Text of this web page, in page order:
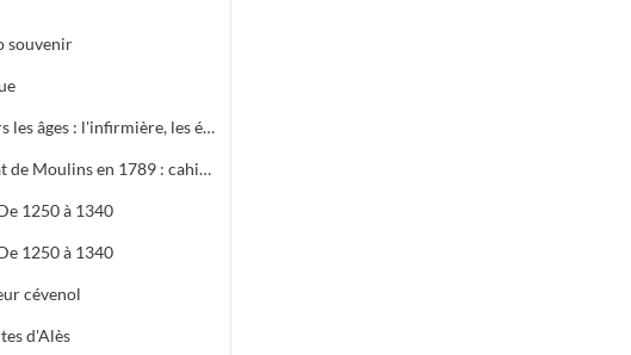
souvenir
Comportement du soignant à travers les âges : l'infirmière, les écoles du Gard
Structures et doléances du Tiers Etat de Moulins en 1789 : cahier des corporations et cahier général
1250 à 1340
1250 à 1340
cévenol
d'Alès